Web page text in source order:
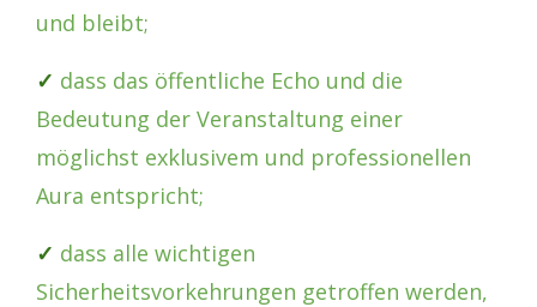
und bleibt;
✓ dass das öffentliche Echo und die
Bedeutung der Veranstaltung einer
möglichst exklusivem und professionellen
Aura entspricht;
✓ dass alle wichtigen
Sicherheitsvorkehrungen getroffen werden,